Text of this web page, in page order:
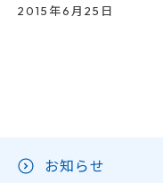
2015年6月25日
お知らせ